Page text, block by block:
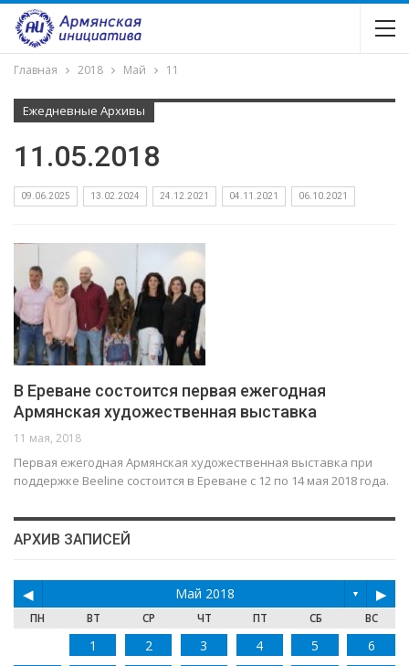
Главная 2018 Май 11
Ежедневные Архивы
11.05.2018
09.06.2025 13.02.2024 24.12.2021 04.11.2021 06.10.2021
В Ереване состоится первая ежегодная
Армянская художественная выставка
11 мая, 2018
Первая ежегодная Армянская художественная выставка при
поддержке Beeline состоится в Ереване с 12 по 14 мая 2018 года.
АРХИВ ЗАПИСЕЙ
◀ Май 2018 ▼ ▶
ПН ВТ СР ЧТ ПТ СБ ВС
1 2 3 4 5
6